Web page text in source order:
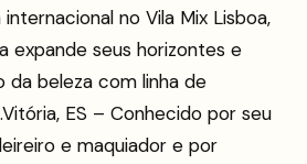
no Vila Mix Lisboa,
expande seus horizontes e
beleza com linha de
ES – Conhecido por seu
e maquiador e por